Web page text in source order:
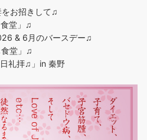
お招きして♫
堂」♫
& 6月のバースデー♫
堂」♫
礼拝♫」in 秦野